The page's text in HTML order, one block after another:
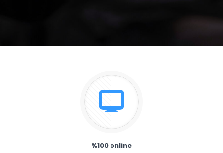
%100 online